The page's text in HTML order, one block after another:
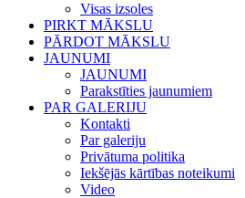
Visas izsoles
PIRKT MĀKSLU
PĀRDOT MĀKSLU
JAUNUMI
JAUNUMI
Parakstīties jaunumiem
PAR GALERIJU
Kontakti
Par galeriju
Privātuma politika
Iekšējās kārtības noteikumi
Video